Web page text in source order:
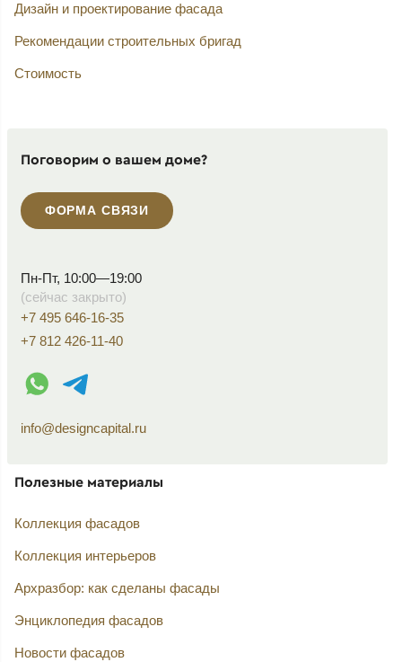
Дизайн и проектирование фасада
Рекомендации строительных бригад
Стоимость
Поговорим о вашем доме?
ФОРМА СВЯЗИ
Пн-Пт, 10:00—19:00
(сейчас закрыто)
+7 495 646-16-35
+7 812 426-11-40
WhatsApp контакт
Telegram контакт
info@designcapital.ru
Полезные материалы
Коллекция фасадов
Коллекция интерьеров
Архразбор: как сделаны фасады
Энциклопедия фасадов
Новости фасадов